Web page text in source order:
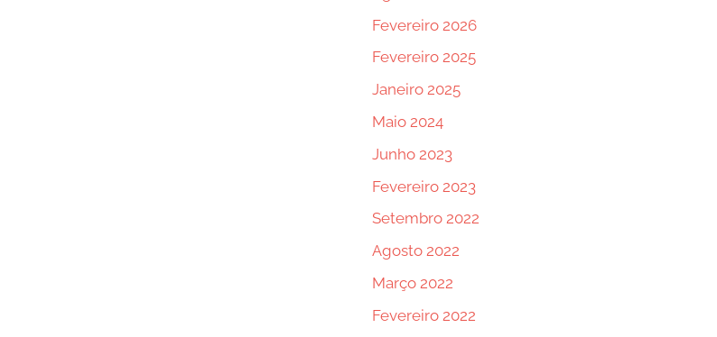
Fevereiro 2026
Fevereiro 2025
Janeiro 2025
Maio 2024
Junho 2023
Fevereiro 2023
Setembro 2022
Agosto 2022
Março 2022
Fevereiro 2022